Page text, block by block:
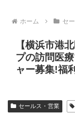
ホーム セ
【横浜市港
プの訪問医
ャー募集!福
セールス・営業